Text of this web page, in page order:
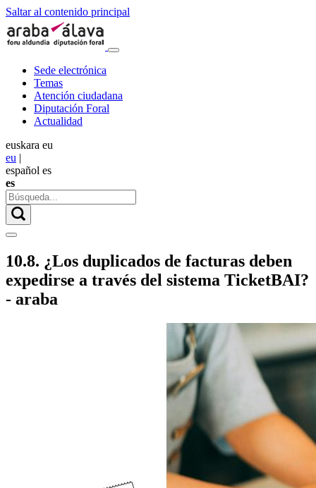
Saltar al contenido principal
Sede electrónica
Temas
Atención ciudadana
Diputación Foral
Actualidad
euskara eu
eu |
español es
es
10.8. ¿Los duplicados de facturas deben
expedirse a través del sistema TicketBAI?
- araba